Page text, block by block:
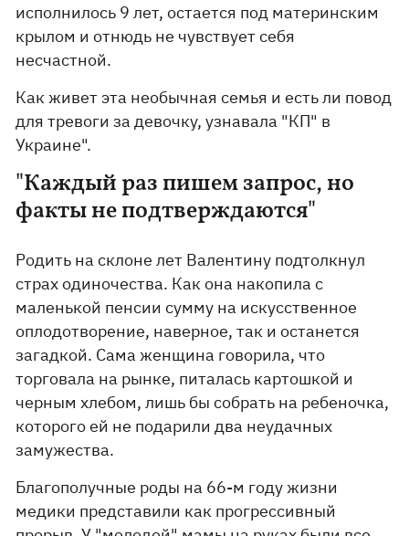
исполнилось 9 лет, остается под материнским
крылом и отнюдь не чувствует себя
несчастной.
Как живет эта необычная семья и есть ли повод
для тревоги за девочку, узнавала "КП" в
Украине".
"Каждый раз пишем запрос, но
факты не подтверждаются"
Родить на склоне лет Валентину подтолкнул
страх одиночества. Как она накопила с
маленькой пенсии сумму на искусственное
оплодотворение, наверное, так и останется
загадкой. Сама женщина говорила, что
торговала на рынке, питалась картошкой и
черным хлебом, лишь бы собрать на ребеночка,
которого ей не подарили два неудачных
замужества.
Благополучные роды на 66-м году жизни
медики представили как прогрессивный